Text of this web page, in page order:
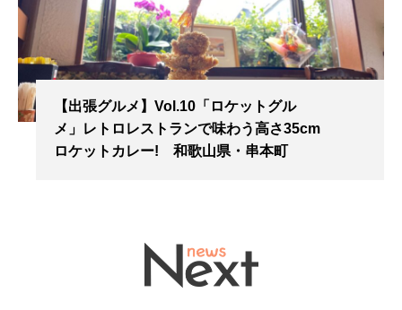
【出張グルメ】Vol.10「ロケットグル
メ」レトロレストランで味わう高さ35cm
ロケットカレー! 和歌山県・串本町